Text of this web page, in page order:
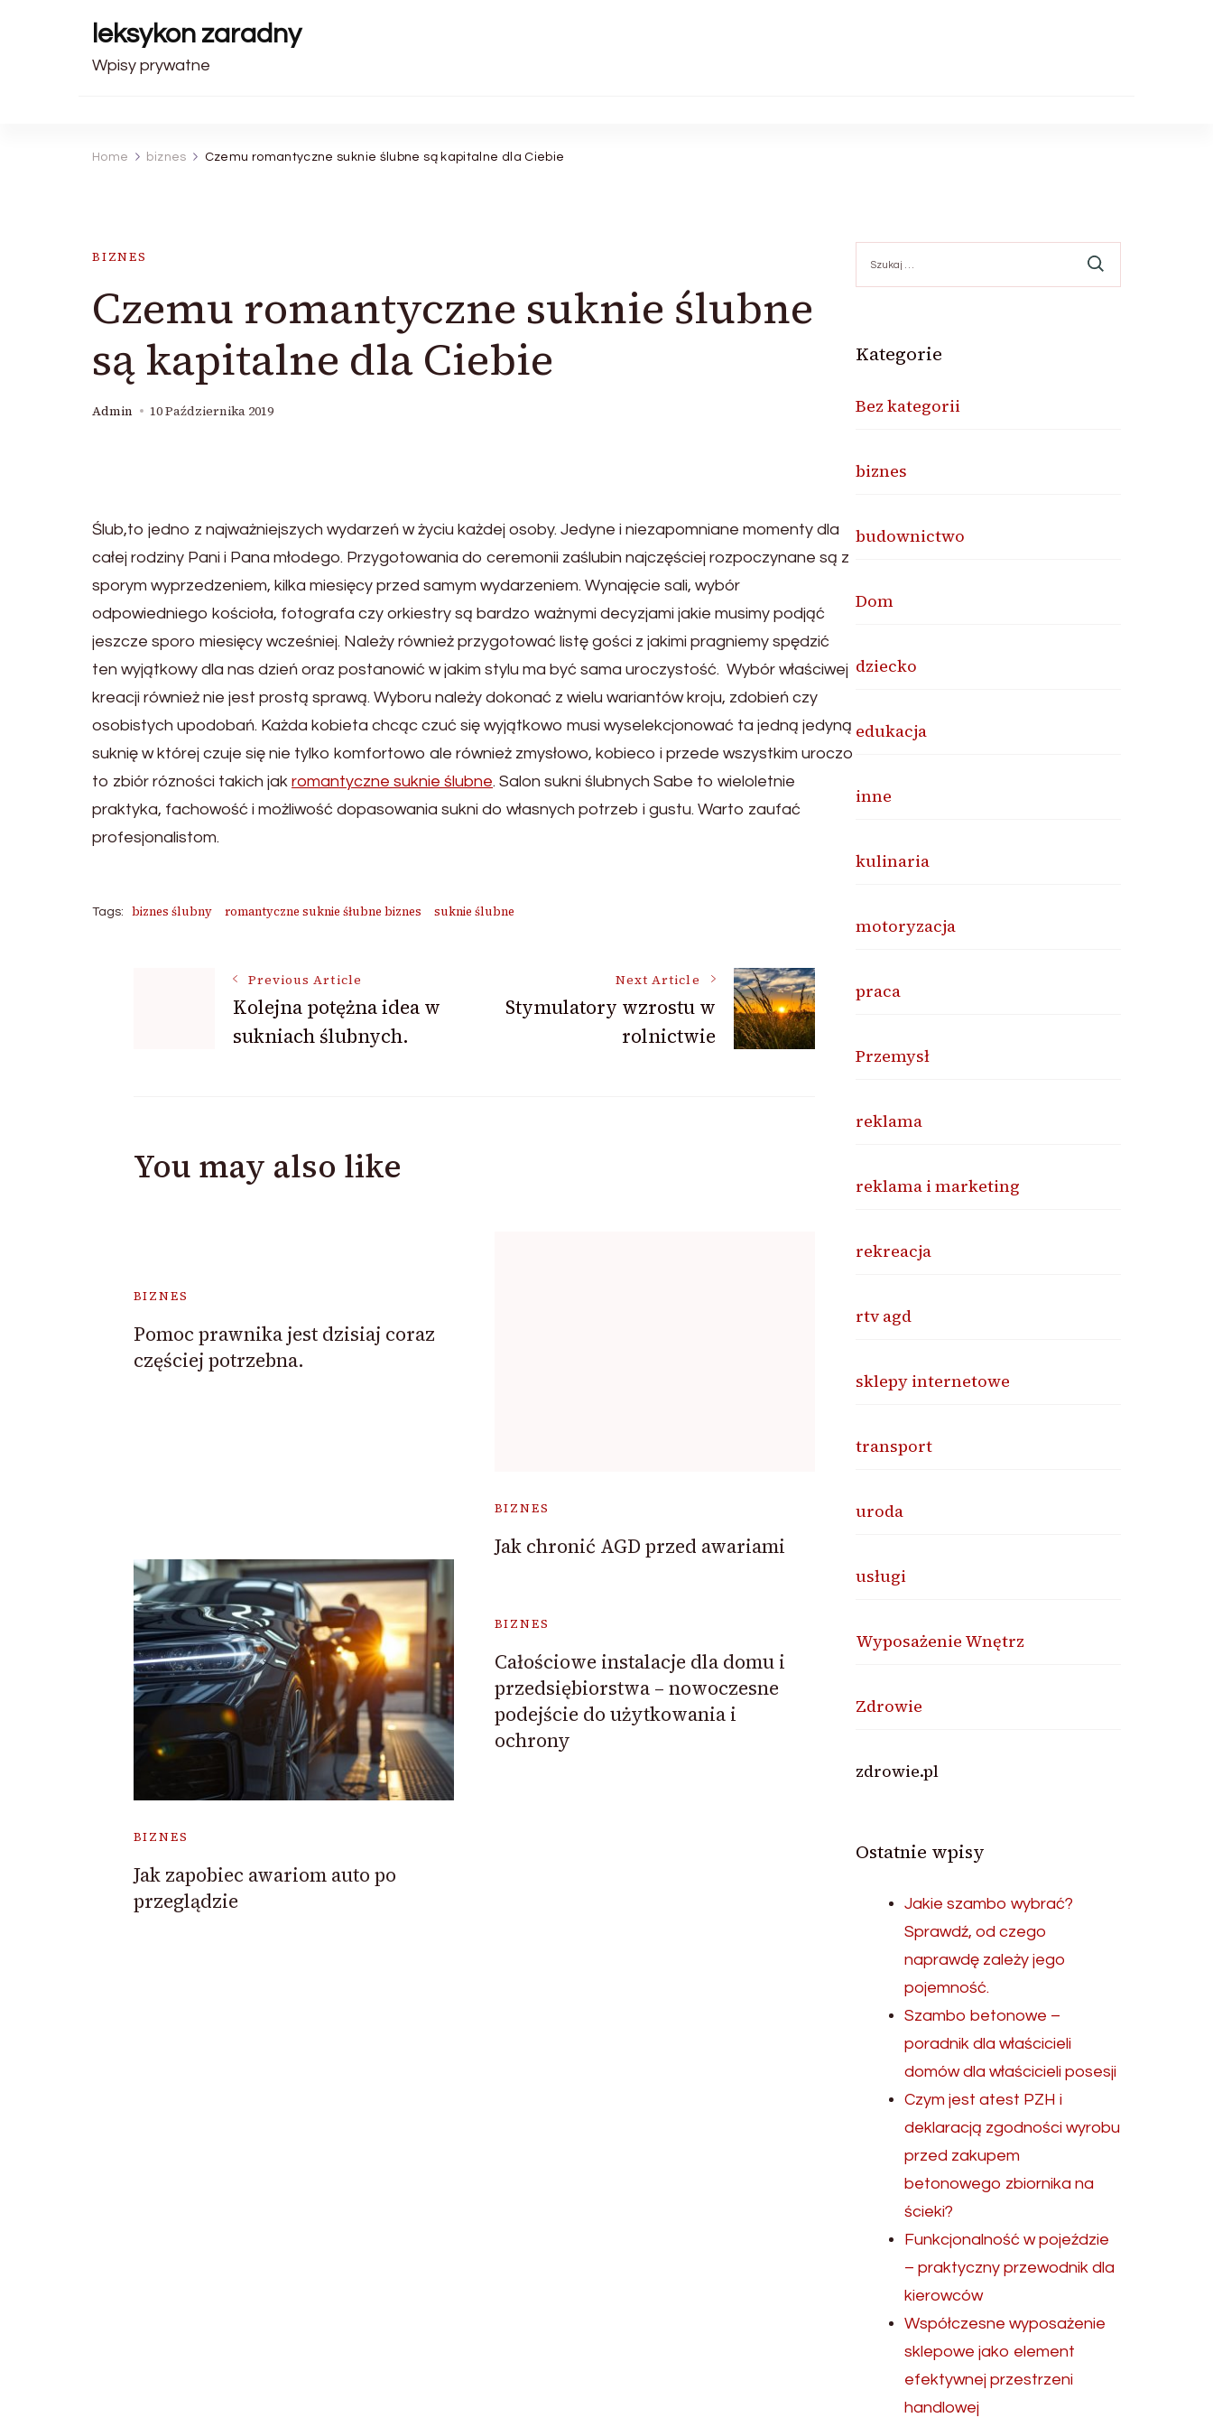
leksykon zaradny
Wpisy prywatne
Home biznes Czemu romantyczne suknie ślubne są kapitalne dla Ciebie
BIZNES
Czemu romantyczne suknie ślubne
są kapitalne dla Ciebie
Admin 10 Października 2019
Ślub,to jedno z najważniejszych wydarzeń w życiu każdej osoby. Jedyne i niezapomniane momenty dla
całej rodziny Pani i Pana młodego. Przygotowania do ceremonii zaślubin najczęściej rozpoczynane są z
sporym wyprzedzeniem, kilka miesięcy przed samym wydarzeniem. Wynajęcie sali, wybór
odpowiedniego kościoła, fotografa czy orkiestry są bardzo ważnymi decyzjami jakie musimy podjąć
jeszcze sporo miesięcy wcześniej. Należy również przygotować listę gości z jakimi pragniemy spędzić
ten wyjątkowy dla nas dzień oraz postanowić w jakim stylu ma być sama uroczystość. Wybór właściwej
kreacji również nie jest prostą sprawą. Wyboru należy dokonać z wielu wariantów kroju, zdobień czy
osobistych upodobań. Każda kobieta chcąc czuć się wyjątkowo musi wyselekcjonować ta jedną jedyną
suknię w której czuje się nie tylko komfortowo ale również zmysłowo, kobieco i przede wszystkim uroczo
to zbiór rózności takich jak romantyczne suknie ślubne. Salon sukni ślubnych Sabe to wieloletnie
praktyka, fachowość i możliwość dopasowania sukni do własnych potrzeb i gustu. Warto zaufać
profesjonalistom.
Tags: biznes ślubny romantyczne suknie śłubne biznes suknie ślubne
Navigation
Previous Article
Kolejna potężna idea w
sukniach ślubnych.
Next Article
Stymulatory wzrostu w
rolnictwie
You may also like
BIZNES
Pomoc prawnika jest dzisiaj coraz
częściej potrzebna.
BIZNES
Jak chronić AGD przed awariami
BIZNES
Jak zapobiec awariom auto po
przeglądzie
BIZNES
Całościowe instalacje dla domu i
przedsiębiorstwa – nowoczesne
podejście do użytkowania i
ochrony
Kategorie
Bez kategorii
biznes
budownictwo
Dom
dziecko
edukacja
inne
kulinaria
motoryzacja
praca
Przemysł
reklama
reklama i marketing
rekreacja
rtv agd
sklepy internetowe
transport
uroda
usługi
Wyposażenie Wnętrz
Zdrowie
zdrowie.pl
Ostatnie wpisy
Jakie szambo wybrać?
Sprawdź, od czego
naprawdę zależy jego
pojemność.
Szambo betonowe –
poradnik dla właścicieli
domów dla właścicieli posesji
Czym jest atest PZH i
deklaracją zgodności wyrobu
przed zakupem
betonowego zbiornika na
ścieki?
Funkcjonalność w pojeździe
– praktyczny przewodnik dla
kierowców
Współczesne wyposażenie
sklepowe jako element
efektywnej przestrzeni
handlowej